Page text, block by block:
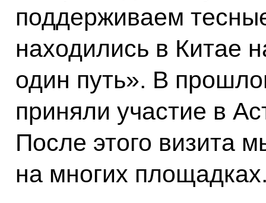
поддерживаем
находились в Китае
один путь». В
приняли участие в
После этого визита
на многих